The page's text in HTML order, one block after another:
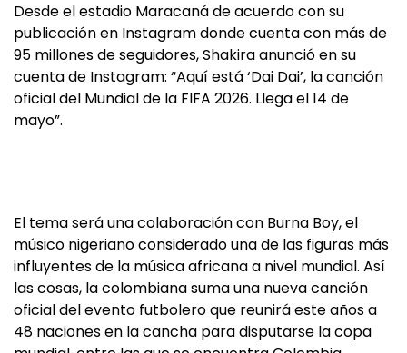
Desde el estadio Maracaná de acuerdo con su
publicación en Instagram donde cuenta con más de
95 millones de seguidores, Shakira anunció en su
cuenta de Instagram: “Aquí está ‘Dai Dai’, la canción
oficial del Mundial de la FIFA 2026. Llega el 14 de
mayo”.
El tema será una colaboración con Burna Boy, el
músico nigeriano considerado una de las figuras más
influyentes de la música africana a nivel mundial. Así
las cosas, la colombiana suma una nueva canción
oficial del evento futbolero que reunirá este años a
48 naciones en la cancha para disputarse la copa